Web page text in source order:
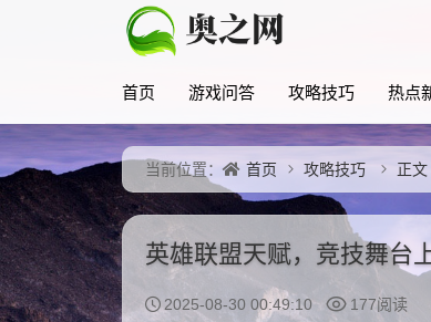
首页 游戏问答 攻略技巧 热点
当前位置： 首页 攻略技巧 正文
英雄联盟天赋，竞技舞台
2025-08-30 00:49:10 177阅读